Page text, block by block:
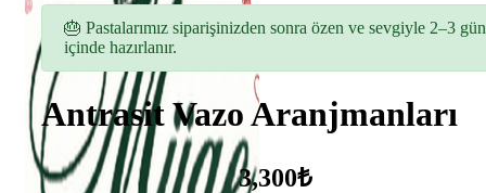
🎂 Pastalarımız siparişinizden sonra özen ve sevgiyle 2–3 gün
içinde hazırlanır.
Antrasit Vazo Aranjmanları
3,300₺